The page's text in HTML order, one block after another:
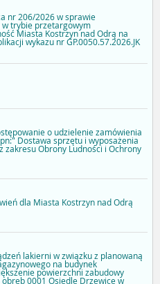
nr 206/2026 w sprawie
trybie przetargowym
Miasta Kostrzyn nad Odrą na
wykazu nr GP.0050.57.2026.JK
o udzielenie zamówienia
Dostawa sprzętu i wyposażenia
zakresu Obrony Ludności i Ochrony
dla Miasta Kostrzyn nad Odrą
lakierni w związku z planowaną
na budynek
powierzchni zabudowy
obręb 0001 Osiedle Drzewice w